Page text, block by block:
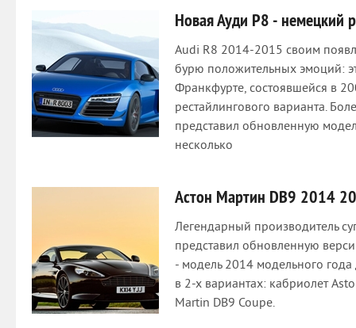
Новая Ауди Р8 - немецкий
Audi R8 2014-2015 своим
бурю положительных эмоций:
Франкфурте, состоявшейся в
рестайлингового варианта.
представил обновленную
несколько
Астон Мартин DB9 2014
Легендарный производитель
представил обновленную
- модель 2014 модельного
в 2-х вариантах: кабриолет
Martin DB9 Coupe.